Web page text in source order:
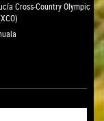
Cross-Country Olympic